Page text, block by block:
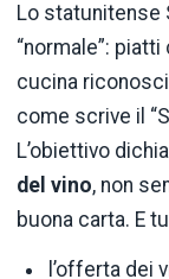
Lo statunitense
“normale”:
cucina
come scrive il
L’obiettivo
del vino, non
buona carta. E
l’offerta dei